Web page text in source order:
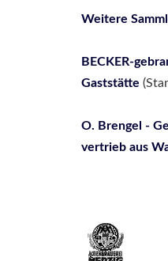
Weitere
BECKER-
Gaststätte
O. Brengel -
vertrieb aus